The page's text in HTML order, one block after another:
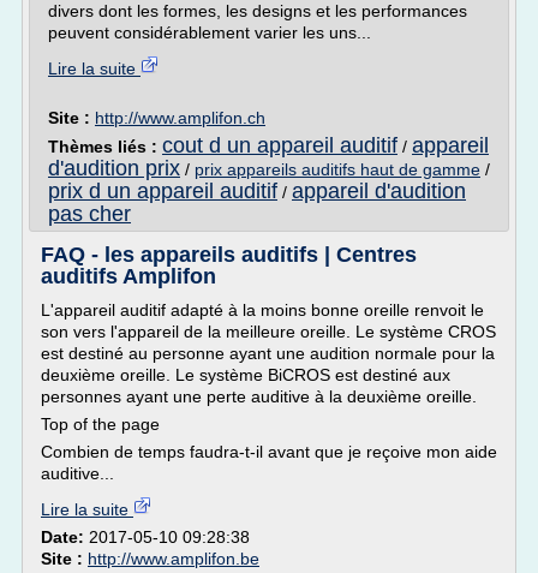
divers dont les formes, les designs et les performances
peuvent considérablement varier les uns...
Lire la suite
Site : http://www.amplifon.ch
Thèmes liés : cout d un appareil auditif / appareil
d'audition prix / prix appareils auditifs haut de gamme /
prix d un appareil auditif / appareil d'audition
pas cher
FAQ - les appareils auditifs | Centres
auditifs Amplifon
L'appareil auditif adapté à la moins bonne oreille renvoit le
son vers l'appareil de la meilleure oreille. Le système CROS
est destiné au personne ayant une audition normale pour la
deuxième oreille. Le système BiCROS est destiné aux
personnes ayant une perte auditive à la deuxième oreille.
Top of the page
Combien de temps faudra-t-il avant que je reçoive mon aide
auditive...
Lire la suite
Date: 2017-05-10 09:28:38
Site : http://www.amplifon.be